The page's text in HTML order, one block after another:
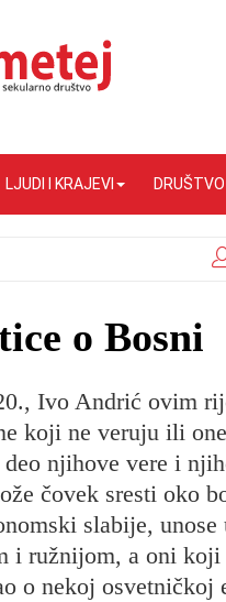
LJUDI I KRAJEVI
o Bosni
Ivo Andrić ovim
koji ne veruju ili
deo njihove vere i
čovek sresti oko
slabije,
i ružnijom, a oni
o nekoj